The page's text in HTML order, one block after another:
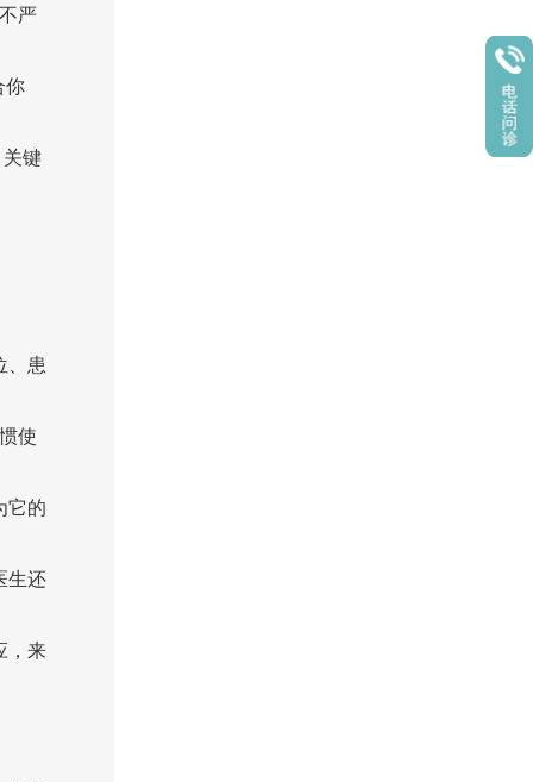
严
你
键
、患
使
它的
生还
，来